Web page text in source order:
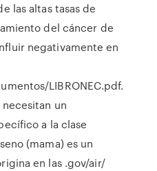
las altas tasas de
del cáncer de
negativamente en
LIBRONEC.pdf.
necesitan un
a la clase
(mama) es un
en las .gov/air/